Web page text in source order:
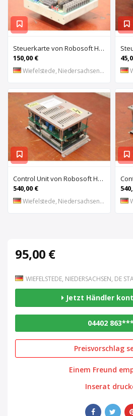
Steuerkarte von Robosoft HACO – HACC 013 PPES 30135
150,00 €
Wiefelstede, Niedersachsen, DE
Control Unit von Robosoft HACO – 411-1153 PPES 30135
540,00 €
Wiefelstede, Niedersachsen, DE
95,00 €
WIEFELSTEDE, NIEDERSACHSEN, DE
Jetzt Händler
04402
Preisvorschlag
Einem Freund
Inserat